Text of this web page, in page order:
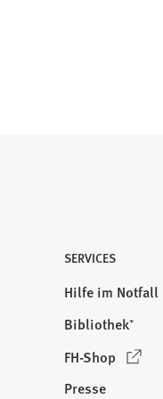
springen.
SERVICES
Hilfe im Notfall
Bibliothek⁺
FH-Shop
Presse